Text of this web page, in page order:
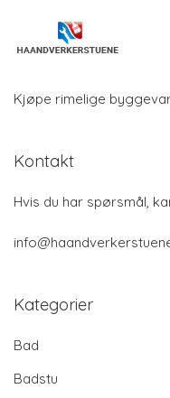
Kjøpe rimelige
Kontakt
Hvis du har spørsmål,
Kategorier
Bad
Badstu